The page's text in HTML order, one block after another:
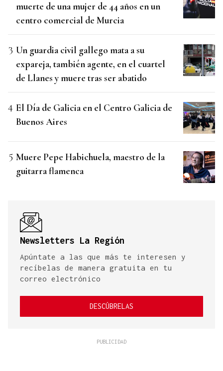
muerte de una mujer de 44 años en un
centro comercial de Murcia
Un guardia civil gallego mata a su
expareja, también agente, en el cuartel
de Llanes y muere tras ser abatido
El Día de Galicia en el Centro Galicia de
Buenos Aires
Muere Pepe Habichuela, maestro de la
guitarra flamenca
Newsletters La Región
Apúntate a las que más te interesen y
recíbelas de manera gratuita en tu
correo electrónico
DESCÚBRELAS